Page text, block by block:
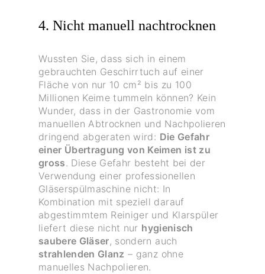
4. Nicht manuell nachtrocknen
Wussten Sie, dass sich in einem
gebrauchten Geschirrtuch auf einer
Fläche von nur 10 cm² bis zu 100
Millionen Keime tummeln können? Kein
Wunder, dass in der Gastronomie vom
manuellen Abtrocknen und Nachpolieren
dringend abgeraten wird: Die Gefahr
einer Übertragung von Keimen ist zu
gross. Diese Gefahr besteht bei der
Verwendung einer professionellen
Gläserspülmaschine nicht: In
Kombination mit speziell darauf
abgestimmtem Reiniger und Klarspüler
liefert diese nicht nur hygienisch
saubere Gläser, sondern auch
strahlenden Glanz – ganz ohne
manuelles Nachpolieren.